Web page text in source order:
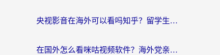
央视影音在海外可以看吗知乎？留学生亲测：3步解决地域限制+追剧自由
在国外怎么看咪咕视频软件？海外党亲测有效的回国加速方案